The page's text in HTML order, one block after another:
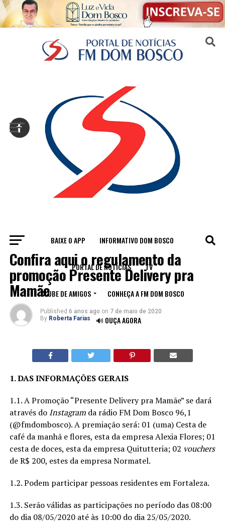
BAIXE O APP INFORMATIVO DOM BOSCO
PORTAL DE NOTÍCIAS TV
CLUBE DE AMIGOS CONHEÇA A FM DOM BOSCO
🔊 OUÇA AGORA
NOTÍCIAS
Confira aqui o regulamento da
promoção Presente Delivery pra
Mamãe
Published 6 anos ago on 7 de maio de 2020
By Roberta Farias
1. DAS INFORMAÇÕES GERAIS
1.1. A Promoção “Presente Delivery pra Mamãe” se dará
através do Instagramda rádio FM Dom Bosco 96,1
(@fmdombosco). A premiação será: 01 (uma) Cesta de
café da manhã e flores, esta da empresa Alexia Flores; 01
cesta de doces, esta da empresa Quitutteria; 02 vouchers
de R$ 200, estes da empresa Normatel.
1.2. Podem participar pessoas residentes em Fortaleza.
1.3. Serão válidas as participações no período das 08:00
do dia 08/05/2020 até às 10:00 do dia 25/05/2020.
Sair da versão mobile